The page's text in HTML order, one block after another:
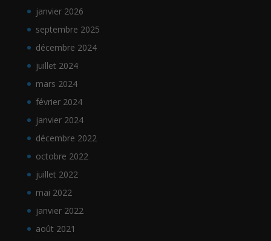
janvier 2026
septembre 2025
décembre 2024
juillet 2024
mars 2024
février 2024
janvier 2024
décembre 2022
octobre 2022
juillet 2022
mai 2022
janvier 2022
août 2021